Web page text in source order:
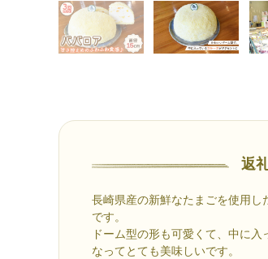
返
長崎県産の新鮮なたまごを使用
です。
ドーム型の形も可愛くて、中に
なってとても美味しいです。